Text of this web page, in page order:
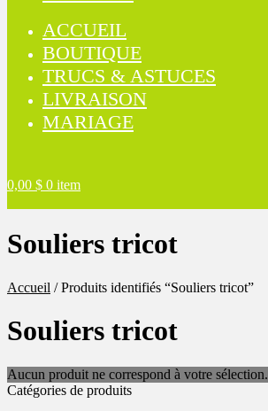
ACCUEIL
BOUTIQUE
TRUCS & ASTUCES
LIVRAISON
MARIAGE
0,00 $ 0 item
Souliers tricot
Accueil /Produits identifiés “Souliers tricot”
Souliers tricot
Aucun produit ne correspond à votre sélection.
Catégories de produits